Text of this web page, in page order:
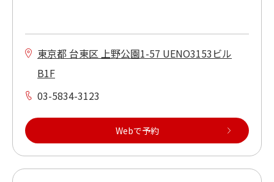
東京都 台東区 上野公園1-57 UENO3153ビル
B1F
03-5834-3123
Webで予約